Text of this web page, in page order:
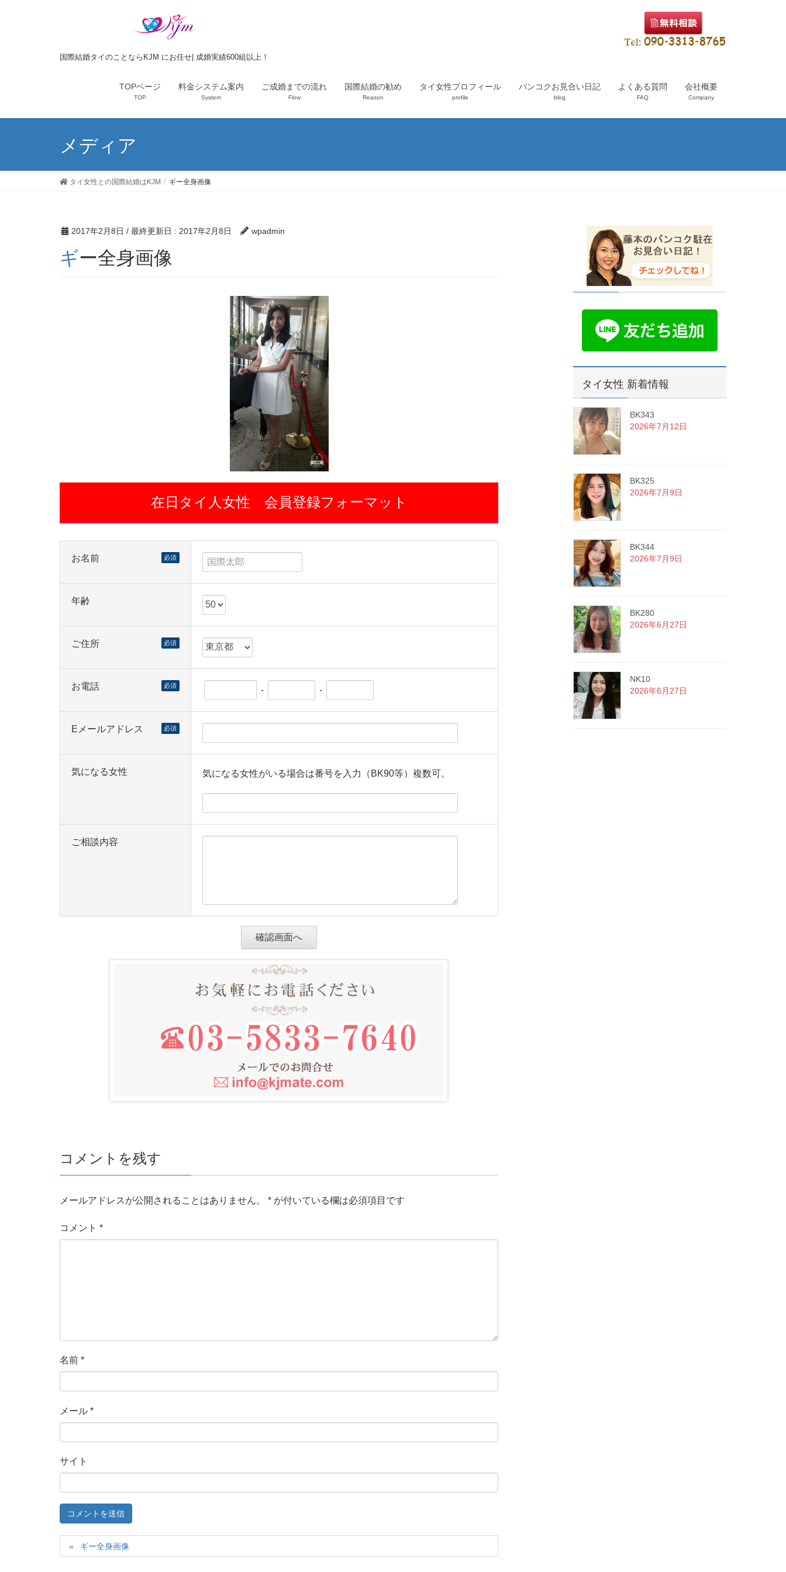
国際結婚タイのことならKJM にお任せ| 成婚実績600組以上！
TOPページ
TOP
料金システム案内
System
ご成婚までの流れ
Flow
国際結婚の勧め
Reason
タイ女性プロフィール
profile
バンコクお見合い日記
blog
よくある質問
FAQ
会社概要
Company
メディア
タイ女性との国際結婚はKJM ギー全身画像
2017年2月8日 / 最終更新日 : 2017年2月8日 wpadmin
ギー全身画像
在日タイ人女性 会員登録フォーマット
お名前 必須
年齢
ご住所 必須
お電話 必須 - -
Eメールアドレス 必須
気になる女性 気になる女性がいる場合は番号を入力（BK90等）複数可。
ご相談内容
コメントを残す
メールアドレスが公開されることはありません。 * が付いている欄は必須項目です
コメント *
名前 *
メール *
サイト
ギー全身画像
タイ女性 新着情報
BK343
2026年7月12日
BK325
2026年7月9日
BK344
2026年7月9日
BK280
2026年6月27日
NK10
2026年6月27日